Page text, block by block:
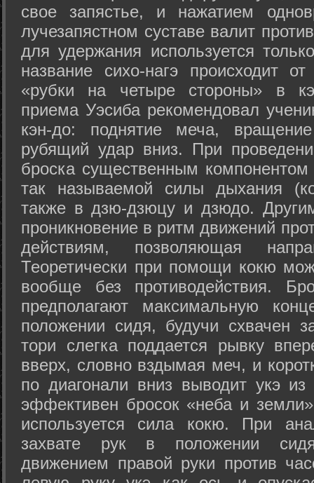
свое запястье, и нажатием
лучезапястном суставе валит
для удержания используется
название сихо-нагэ происходит
«рубки на четыре стороны» в
приема Уэсиба рекомендовал
кэн-до: поднятие меча,
рубящий удар вниз. При
броска существенным компонентом
так называемой силы дыхания
также в дзю-дзюцу и дзюдо.
проникновение в ритм движений
действиям, позволяющая
Теоретически при помощи кокю
вообще без противодействия.
предполагают максимальную
положении сидя, будучи схвачен
тори слегка поддается рывку
вверх, словно вздымая меч, и
по диагонали вниз выводит укэ
эффективен бросок «неба и
используется сила кокю. При
захвате рук в положении
движением правой руки против